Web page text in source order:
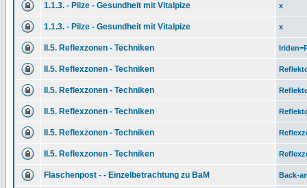
1.1.3. - Pilze - Gesundheit mit Vitalpize x
1.1.3. - Pilze - Gesundheit mit Vitalpize x
II.5. Reflexzonen - Techniken
II.5. Reflexzonen - Techniken
II.5. Reflexzonen - Techniken
II.5. Reflexzonen - Techniken
II.5. Reflexzonen - Techniken
II.5. Reflexzonen - Techniken
Flaschenpost - - Einzelbetrachtung zu BaM Back-